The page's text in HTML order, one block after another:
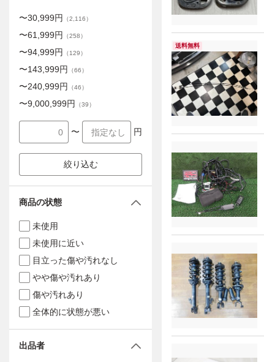
送料無料
〜30,999円 （2,116）
〜61,999円 （258）
〜94,999円 （129）
〜143,999円 （66）
〜240,999円 （46）
〜9,000,999円 （39）
〜 円
絞り込む
商品の状態
未使用
未使用に近い
目立った傷や汚れなし
やや傷や汚れあり
傷や汚れあり
全体的に状態が悪い
出品者